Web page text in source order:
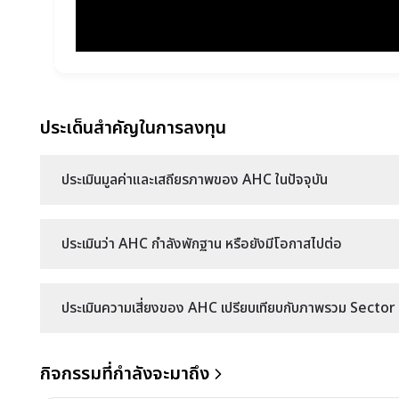
ประเด็นสำคัญในการลงทุน
ประเมินมูลค่าและเสถียรภาพของ AHC ในปัจจุบัน
ประเมินว่า AHC กำลังพักฐาน หรือยังมีโอกาสไปต่อ
ประเมินความเสี่ยงของ AHC เปรียบเทียบกับภาพรวม
กิจกรรมที่กำลังจะมาถึง